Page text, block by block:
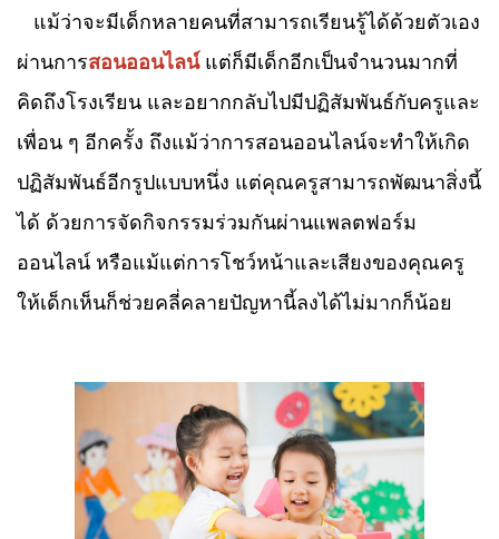
แม้ว่าจะมีเด็กหลายคนที่สามารถเรียนรู้ได้ด้วยตัวเอง
ผ่านการสอนออนไลน์แต่ก็มีเด็กอีกเป็นจำนวนมากที่
คิดถึงโรงเรียน และอยากกลับไปมีปฏิสัมพันธ์กับครูและ
เพื่อน ๆ อีกครั้ง ถึงแม้ว่าการสอนออนไลน์จะทำให้เกิด
ปฏิสัมพันธ์อีกรูปแบบหนึ่ง แต่คุณครูสามารถพัฒนาสิ่งนี้
ได้ ด้วยการจัดกิจกรรมร่วมกันผ่านแพลตฟอร์ม
ออนไลน์ หรือแม้แต่การโชว์หน้าและเสียงของคุณครู
ให้เด็กเห็นก็ช่วยคลี่คลายปัญหานี้ลงได้ไม่มากก็น้อย